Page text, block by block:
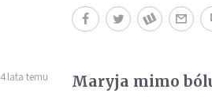
4 lata temu
Maryja mimo